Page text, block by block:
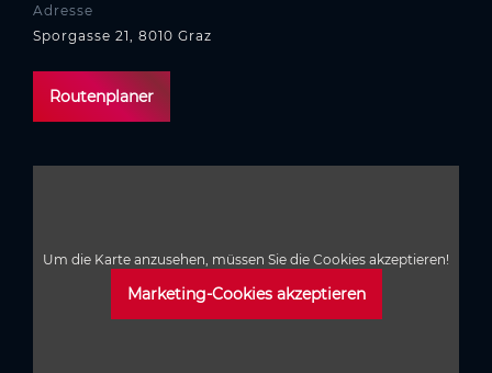
Adresse
Sporgasse 21, 8010 Graz
Routenplaner
Um die Karte anzusehen, müssen Sie die Cookies akzeptieren!
Marketing-Cookies akzeptieren